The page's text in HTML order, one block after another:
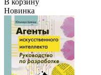
Новинка